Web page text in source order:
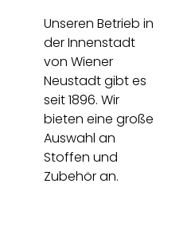
Unseren Betrieb in
der Innenstadt
von Wiener
Neustadt gibt es
seit 1896. Wir
bieten eine große
Auswahl an
Stoffen und
Zubehör an.